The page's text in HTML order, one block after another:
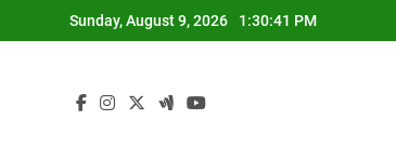
to
Sunday, August 9, 2026 1:30:42 PM